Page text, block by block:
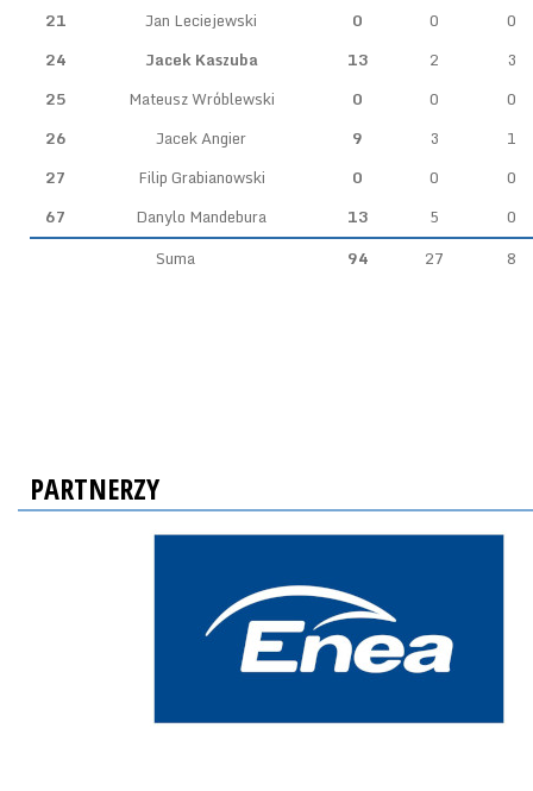
21
Jan Leciejewski 0 0
0
24
Jacek Kaszuba 13 2
3
25
Mateusz Wróblewski 0 0
0
26
Jacek Angier 9 3
1
27
Filip Grabianowski 0 0
0
67
Danylo Mandebura 13 5
0
Suma
94 27 8
PARTNERZY